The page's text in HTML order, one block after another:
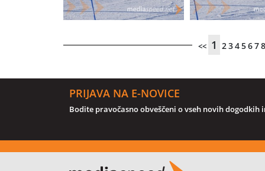
<< 1 2345678
PRIJAVA NA E-NOVICE
Bodite pravočasno obveščeni o vseh novih dogodkih